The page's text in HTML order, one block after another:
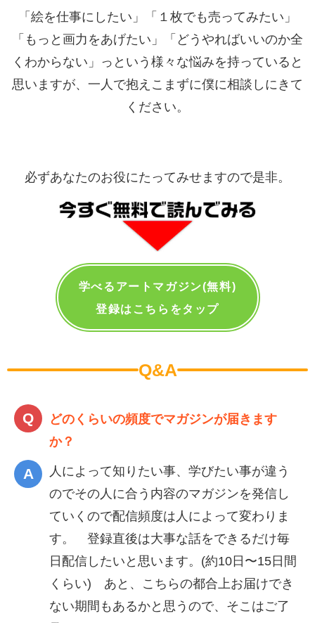
「絵を仕事にしたい」「１枚でも売ってみたい」
「もっと画力をあげたい」「どうやればいいのか全
くわからない」っという様々な悩みを持っていると
思いますが、一人で抱えこまずに僕に相談しにきて
ください。
必ずあなたのお役にたってみせますので是非。
学べるアートマガジン(無料)
登録はこちらをタップ
Q&A
どのくらいの頻度でマガジンが届きます
か？
人によって知りたい事、学びたい事が違う
のでその人に合う内容のマガジンを発信し
ていくので配信頻度は人によって変わりま
す。 登録直後は大事な話をできるだけ毎
日配信したいと思います。(約10日〜15日間
くらい) あと、こちらの都合上お届けでき
ない期間もあるかと思うので、そこはご了